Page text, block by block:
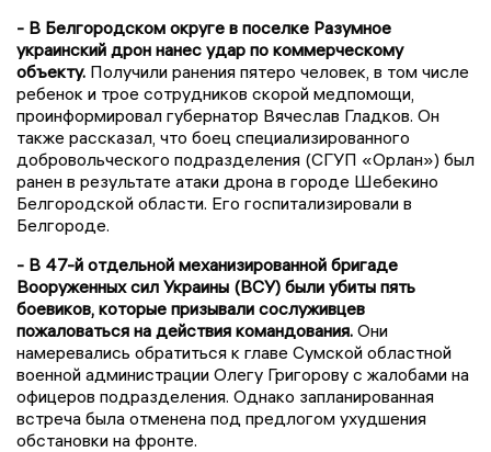
- В Белгородском округе в поселке Разумное
украинский дрон нанес удар по коммерческому
объекту. Получили ранения пятеро человек, в том числе
ребенок и трое сотрудников скорой медпомощи,
проинформировал губернатор Вячеслав Гладков. Он
также рассказал, что боец специализированного
добровольческого подразделения (СГУП «Орлан») был
ранен в результате атаки дрона в городе Шебекино
Белгородской области. Его госпитализировали в
Белгороде.
- В 47-й отдельной механизированной бригаде
Вооруженных сил Украины (ВСУ) были убиты пять
боевиков, которые призывали сослуживцев
пожаловаться на действия командования. Они
намеревались обратиться к главе Сумской областной
военной администрации Олегу Григорову с жалобами на
офицеров подразделения. Однако запланированная
встреча была отменена под предлогом ухудшения
обстановки на фронте.